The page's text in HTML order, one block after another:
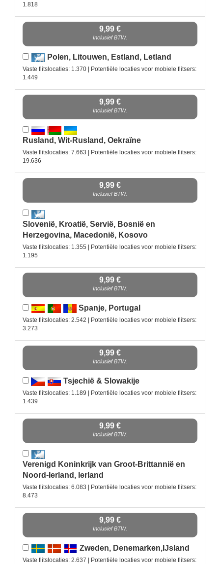
1.818
9,99 €
Inclusief BTW.
Polen, Litouwen, Estland, Letland
Vaste flitslocaties: 1.370 | Potentiële locaties voor mobiele flitsers:
1.449
9,99 €
Inclusief BTW.
Rusland, Wit-Rusland, Oekraïne
Vaste flitslocaties: 7.663 | Potentiële locaties voor mobiele flitsers:
19.636
9,99 €
Inclusief BTW.
Slovenië, Kroatië, Servië, Bosnië en
Herzegovina, Macedonië, Kosovo
Vaste flitslocaties: 1.355 | Potentiële locaties voor mobiele flitsers:
1.195
9,99 €
Inclusief BTW.
Spanje, Portugal
Vaste flitslocaties: 2.542 | Potentiële locaties voor mobiele flitsers:
3.273
9,99 €
Inclusief BTW.
Tsjechië & Slowakije
Vaste flitslocaties: 1.189 | Potentiële locaties voor mobiele flitsers:
1.439
9,99 €
Inclusief BTW.
Verenigd Koninkrijk van Groot-Brittannië en
Noord-Ierland, Ierland
Vaste flitslocaties: 6.083 | Potentiële locaties voor mobiele flitsers:
8.473
9,99 €
Inclusief BTW.
Zweden, Denemarken,IJsland
Vaste flitslocaties: 2.637 | Potentiële locaties voor mobiele flitsers: